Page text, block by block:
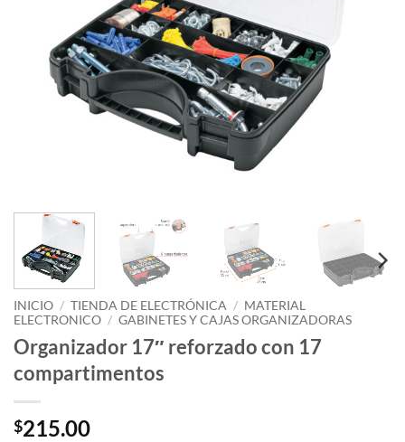
INICIO / TIENDA DE ELECTRÓNICA / MATERIAL
ELECTRONICO / GABINETES Y CAJAS ORGANIZADORAS
Organizador 17″ reforzado con 17
compartimentos
$215.00